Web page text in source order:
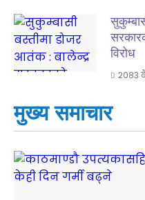
विरोध
२०८३
मुख्य समाचार